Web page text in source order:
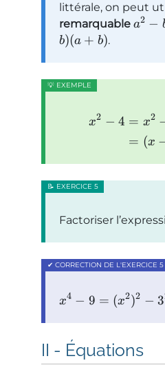
littérale, on peut
remarquable a2 −
b)(a + b).
x2 − 4 = x2
= (x
Factoriser
x4 − 9 = (x2)2 − 3
Équations